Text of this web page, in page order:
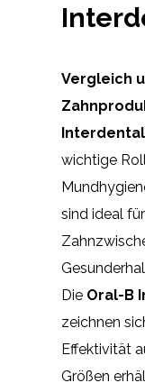
Vergleich
wichtige
sind ideal
Die Oral-B
zeichnen
Effektivität
Größen